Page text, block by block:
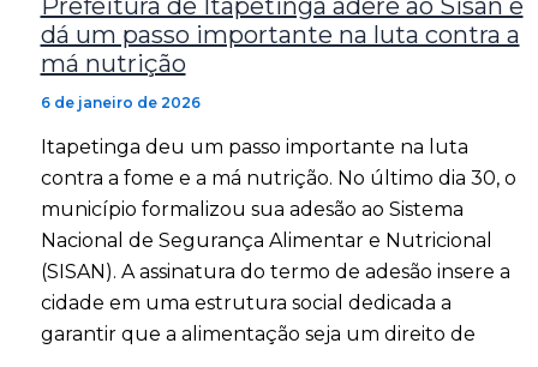
Prefeitura de Itapetinga adere ao Sisan e
dá um passo importante na luta contra a
má nutrição
6 de janeiro de 2026
Itapetinga deu um passo importante na luta
contra a fome e a má nutrição. No último dia 30, o
município formalizou sua adesão ao Sistema
Nacional de Segurança Alimentar e Nutricional
(SISAN). A assinatura do termo de adesão insere a
cidade em uma estrutura social dedicada a
garantir que a alimentação seja um direito de